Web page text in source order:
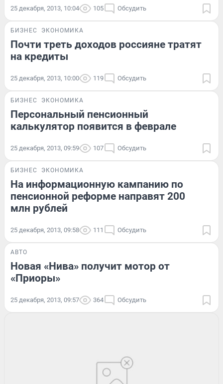
25 декабря, 2013, 10:04 105 Обсудить
БИЗНЕС ЭКОНОМИКА
Почти треть доходов россияне тратят
на кредиты
25 декабря, 2013, 10:00 119 Обсудить
БИЗНЕС ЭКОНОМИКА
Персональный пенсионный
калькулятор появится в феврале
25 декабря, 2013, 09:59 107 Обсудить
БИЗНЕС ЭКОНОМИКА
На информационную кампанию по
пенсионной реформе направят 200
млн рублей
25 декабря, 2013, 09:58 111 Обсудить
АВТО
Новая «Нива» получит мотор от
«Приоры»
25 декабря, 2013, 09:57 364 Обсудить